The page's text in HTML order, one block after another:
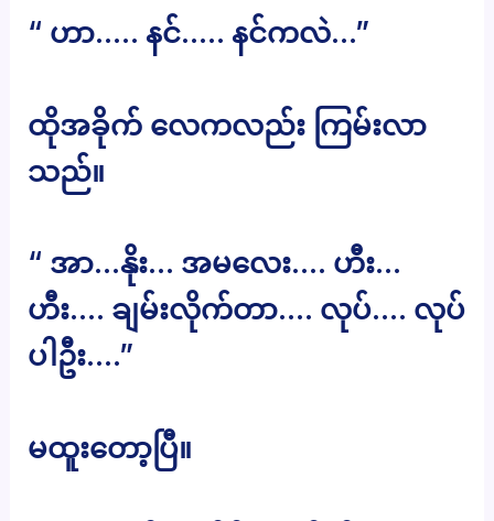
“ ဟာ….. နင်….. နင်ကလဲ…”
ထိုအခိုက် လေကလည်း ကြမ်းလာ
သည်။
“ အာ…နိုး… အမလေး…. ဟီး…
ဟီး…. ချမ်းလိုက်တာ…. လုပ်…. လုပ်
ပါဦး….”
မထူးတော့ပြီ။